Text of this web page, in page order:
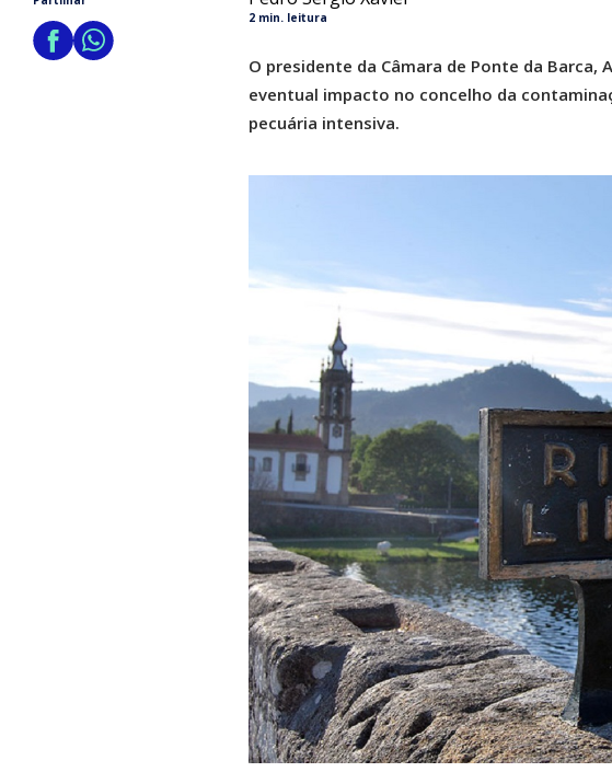
2 min. leitura
O presidente da Câmara de Ponte da
eventual impacto no concelho da
pecuária intensiva.